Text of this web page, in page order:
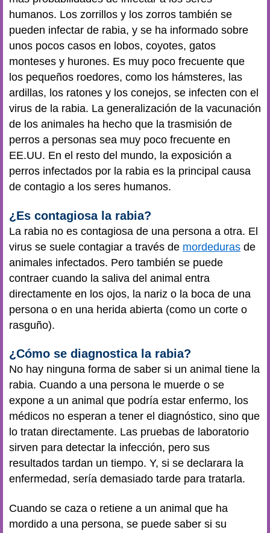
humanos. Los zorrillos y los zorros también se
pueden infectar de rabia, y se ha informado sobre
unos pocos casos en lobos, coyotes, gatos
monteses y hurones. Es muy poco frecuente que
los pequeños roedores, como los hámsteres, las
ardillas, los ratones y los conejos, se infecten con el
virus de la rabia. La generalización de la vacunación
de los animales ha hecho que la trasmisión de
perros a personas sea muy poco frecuente en
EE.UU. En el resto del mundo, la exposición a
perros infectados por la rabia es la principal causa
de contagio a los seres humanos.
¿Es contagiosa la rabia?
La rabia no es contagiosa de una persona a otra. El
virus se suele contagiar a través de mordeduras de
animales infectados. Pero también se puede
contraer cuando la saliva del animal entra
directamente en los ojos, la nariz o la boca de una
persona o en una herida abierta (como un corte o
rasguño).
¿Cómo se diagnostica la rabia?
No hay ninguna forma de saber si un animal tiene la
rabia. Cuando a una persona le muerde o se
expone a un animal que podría estar enfermo, los
médicos no esperan a tener el diagnóstico, sino que
lo tratan directamente. Las pruebas de laboratorio
sirven para detectar la infección, pero sus
resultados tardan un tiempo. Y, si se declarara la
enfermedad, sería demasiado tarde para tratarla.
Cuando se caza o retiene a un animal que ha
mordido a una persona, se puede saber si su